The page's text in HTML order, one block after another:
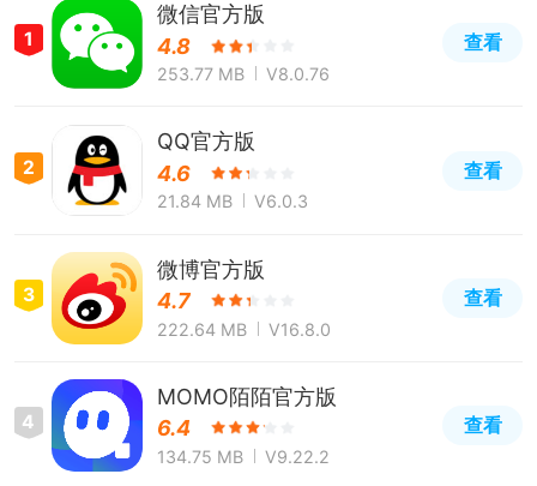
1
微信官方版
4.8
253.77 MB V8.0.76
查看
2
QQ官方版
4.6
21.84 MB V6.0.3
查看
3
微博官方版
4.7
222.64 MB V16.8.0
查看
4
MOMO陌陌官方版
6.4
134.75 MB V9.22.2
查看